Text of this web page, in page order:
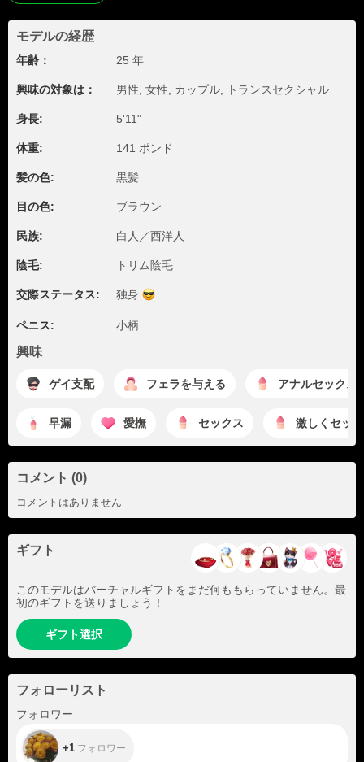
モデルの経歴
年齢： 25 年
興味の対象は： 男性, 女性, カップル, トランスセクシャル
身長: 5'11"
体重: 141 ポンド
髪の色: 黒髪
目の色: ブラウン
民族: 白人／西洋人
陰毛: トリム陰毛
交際ステータス: 独身
ペニス: 小柄
興味
ゲイ支配 フェラを与える アナルセックス
早漏 愛撫 セックス 激しくセッ
コメント (0)
コメントはありません
ギフト
このモデルはバーチャルギフトをまだ何ももらっていません。最
初のギフトを送りましょう！
ギフト選択
フォローリスト
フォロワー
+1 フォロワー